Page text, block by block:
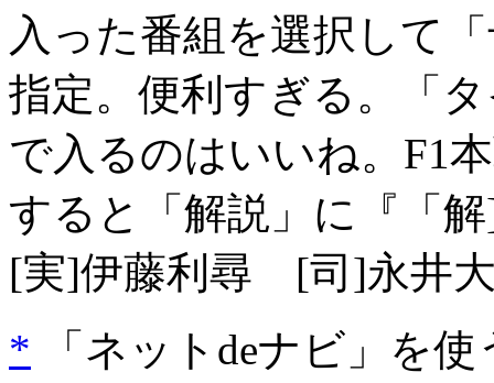
入った番組を選択して
指定。便利すぎる。「
で入るのはいいね。F1
すると「解説」に『
[実]伊藤利尋 [司]永井
* 「ネットdeナビ」を